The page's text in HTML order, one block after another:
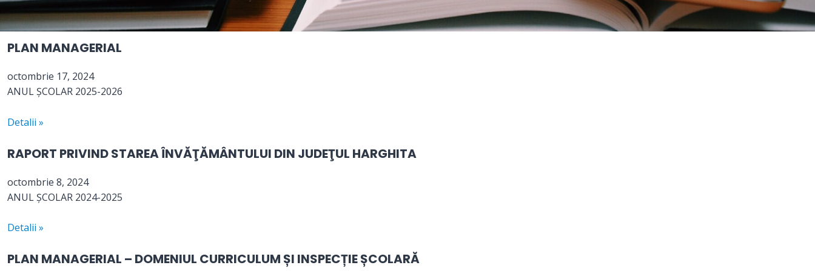
PLAN MANAGERIAL
octombrie 17, 2024
ANUL ȘCOLAR 2025-2026
Detalii »
RAPORT PRIVIND STAREA ÎNVĂŢĂMÂNTULUI DIN JUDEŢUL HARGHITA
octombrie 8, 2024
ANUL ȘCOLAR 2024-2025
Detalii »
PLAN MANAGERIAL – DOMENIUL CURRICULUM ȘI INSPECȚIE ȘCOLARĂ